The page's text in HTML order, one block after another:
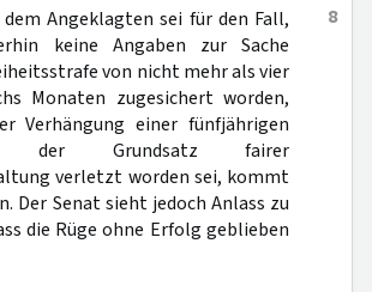
8
dem Angeklagten sei für den Fall,
keine Angaben zur Sache
von nicht mehr als vier
Monaten zugesichert worden,
Verhängung einer fünfjährigen
der Grundsatz fairer
verletzt worden sei, kommt
Der Senat sieht jedoch Anlass zu
die Rüge ohne Erfolg geblieben